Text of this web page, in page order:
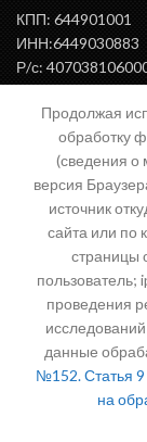
КПП: 644901001
ИНН:6449030883
Р/с:
БИК: 046375000
ВАЖНАЯ
Продолжая
обработку
(сведения о
версия
источник
сайта или по
страницы
пользователь;
проведения
данные
№152. Статья 9
на